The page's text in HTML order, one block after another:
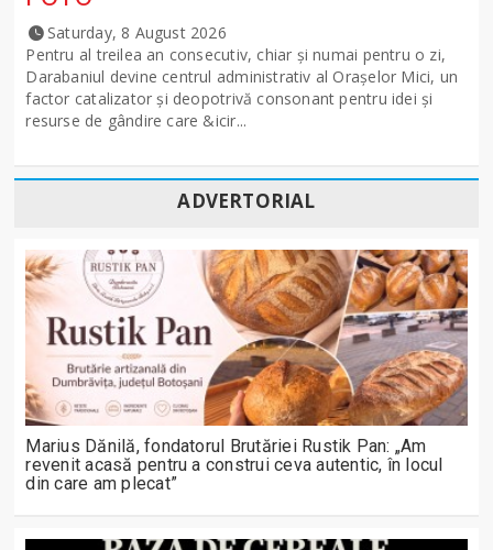
Saturday, 8 August 2026
Pentru al treilea an consecutiv, chiar și numai pentru o zi,
Darabaniul devine centrul administrativ al Orașelor Mici, un
factor catalizator și deopotrivă consonant pentru idei și
resurse de gândire care &icir...
ADVERTORIAL
Marius Dănilă, fondatorul Brutăriei Rustik Pan: „Am
revenit acasă pentru a construi ceva autentic, în locul
din care am plecat”